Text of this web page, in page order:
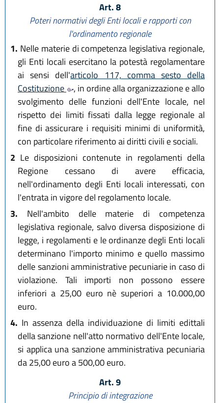
Art. 8
Poteri normativi degli Enti locali e rapporti con
l'ordinamento regionale
1. Nelle materie di competenza legislativa regionale,
gli Enti locali esercitano la potestà regolamentare
ai sensi dell'articolo 117, comma sesto della
Costituzione
, in ordine alla organizzazione e allo
svolgimento delle funzioni dell'Ente locale, nel
rispetto dei limiti fissati dalla legge regionale al
fine di assicurare i requisiti minimi di uniformità,
con particolare riferimento ai diritti civili e sociali.
2 Le disposizioni contenute in regolamenti della
Regione cessano di avere efficacia,
nell'ordinamento degli Enti locali interessati, con
l'entrata in vigore del regolamento locale.
3. Nell'ambito delle materie di competenza
legislativa regionale, salvo diversa disposizione di
legge, i regolamenti e le ordinanze degli Enti locali
determinano l'importo minimo e quello massimo
delle sanzioni amministrative pecuniarie in caso di
violazione. Tali importi non possono essere
inferiori a 25,00 euro nè superiori a 10.000,00
euro.
4. In assenza della individuazione di limiti edittali
della sanzione nell'atto normativo dell'Ente locale,
si applica una sanzione amministrativa pecuniaria
da 25,00 euro a 500,00 euro.
Art. 9
Principio di integrazione